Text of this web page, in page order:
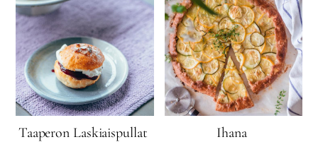
Taaperon Laskiaispullat
Ihana